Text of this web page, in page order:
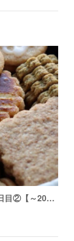
ポリ袋で作るクッキー（型抜き編）2日目②【～2026年4月末日】